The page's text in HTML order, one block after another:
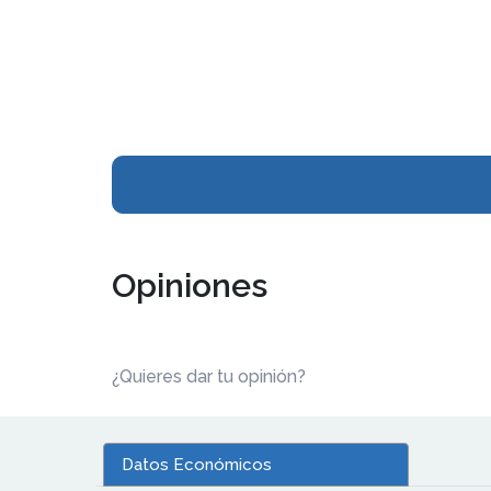
Opiniones
¿Quieres dar tu opinión?
Datos Económicos